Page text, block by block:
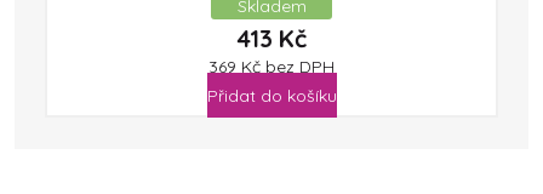
Skladem
413 Kč
369 Kč bez DPH
Přidat do košíku